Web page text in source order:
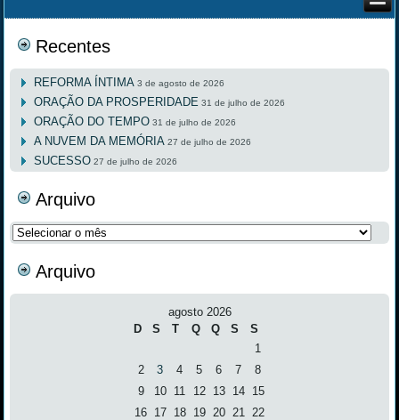
Recentes
REFORMA ÍNTIMA 3 de agosto de 2026
ORAÇÃO DA PROSPERIDADE 31 de julho de 2026
ORAÇÃO DO TEMPO 31 de julho de 2026
A NUVEM DA MEMÓRIA 27 de julho de 2026
SUCESSO 27 de julho de 2026
Arquivo
Arquivo
Arquivo
agosto 2026
D
S T Q Q S
S
1
2
3 4 5 6 7
8
9
10 11 12 13 14
15
16 17 18 19 20 21
22